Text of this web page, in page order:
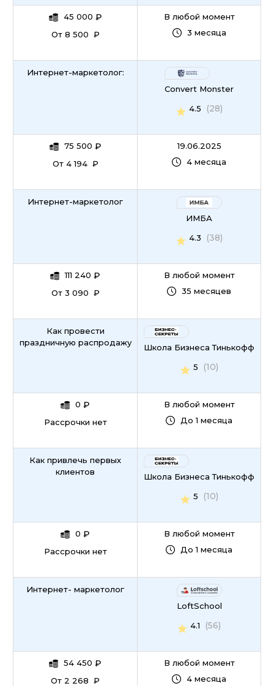
45 000 ₽
От 8 500 ₽
В любой момент
3 месяца
Интернет-маркетолог:
75 500 ₽
От 4 194 ₽
Convert Monster
4.5
(28)
19.06.2025
4 месяца
Интернет-маркетолог
111 240 ₽
От 3 090 ₽
ИМБА
4.3
(38)
В любой момент
35 месяцев
Как провести
праздничную распродажу
0 ₽
Рассрочки нет
Школа Бизнеса Тинькофф
5
(10)
В любой момент
До 1 месяца
Как привлечь первых
клиентов
0 ₽
Рассрочки нет
Школа Бизнеса Тинькофф
5
(10)
В любой момент
До 1 месяца
Интернет- маркетолог
54 450 ₽
От 2 268 ₽
LoftSchool
4.1
(56)
В любой момент
4 месяца